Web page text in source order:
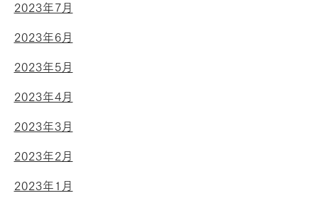
2023年7月
2023年6月
2023年5月
2023年4月
2023年3月
2023年2月
2023年1月